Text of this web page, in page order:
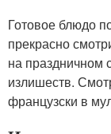
Готовое блюдо
прекрасно
на праздничном
излишеств.
французски в